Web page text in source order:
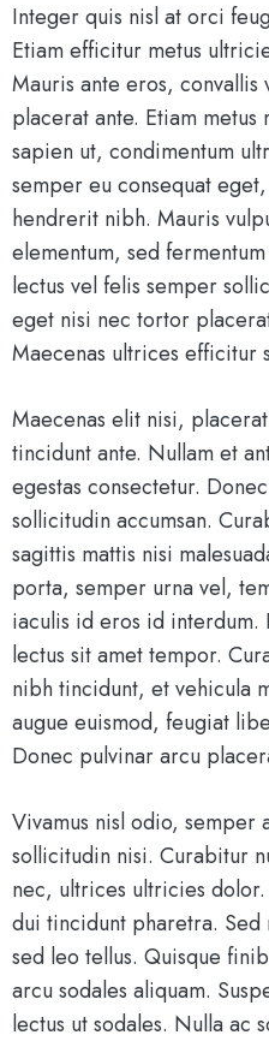
Integer quis nisl at orci
Etiam efficitur metus
Mauris ante eros,
placerat ante. Etiam metus
sapien ut, condimentum
semper eu consequat
hendrerit nibh. Mauris
elementum, sed
lectus vel felis semper
eget nisi nec tortor
Maecenas ultrices efficitur
Maecenas elit nisi,
tincidunt ante. Nullam et
egestas consectetur.
sollicitudin accumsan.
sagittis mattis nisi
porta, semper urna vel,
iaculis id eros id interdum.
lectus sit amet tempor.
nibh tincidunt, et vehicula
augue euismod, feugiat
Donec pulvinar arcu
Vivamus nisl odio, semper
sollicitudin nisi. Curabitur
nec, ultrices ultricies
dui tincidunt pharetra. Sed
sed leo tellus. Quisque
arcu sodales aliquam.
lectus ut sodales. Nulla ac